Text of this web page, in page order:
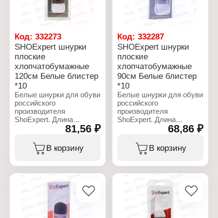
Код: 332273
SHOExpert шнурки
плоские
хлопчатобумажные
120см Белые блистер
*10
Белые шнурки для обуви
российского
производителя
ShoExpert. Длина
шнурков 120 см. Плоские
шнурки используются
для шнуровки
спортивной обуви кед,
на обуви до 8 пар.
Характеристики:
Бренд: ShoExpert
81,56 ₽
В корзину
Код:332287
SHOExpert шнурки
плоские
хлопчатобумажные
90см Белые блистер
*10
Белые шнурки для обуви
российского
производителя
ShoExpert. Длина
шнурков 90 см. Плоские
шнурки используются
для шнуровки
спортивной обуви кед,
на обуви до 8 пар.
Характеристики:
Бренд: ShoExpert
68,86 ₽
В корзину